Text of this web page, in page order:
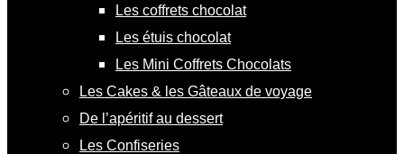
Les coffrets chocolat
Les étuis chocolat
Les Mini Coffrets Chocolats
Les Cakes & les Gâteaux de voyage
De l’apéritif au dessert
Les Confiseries